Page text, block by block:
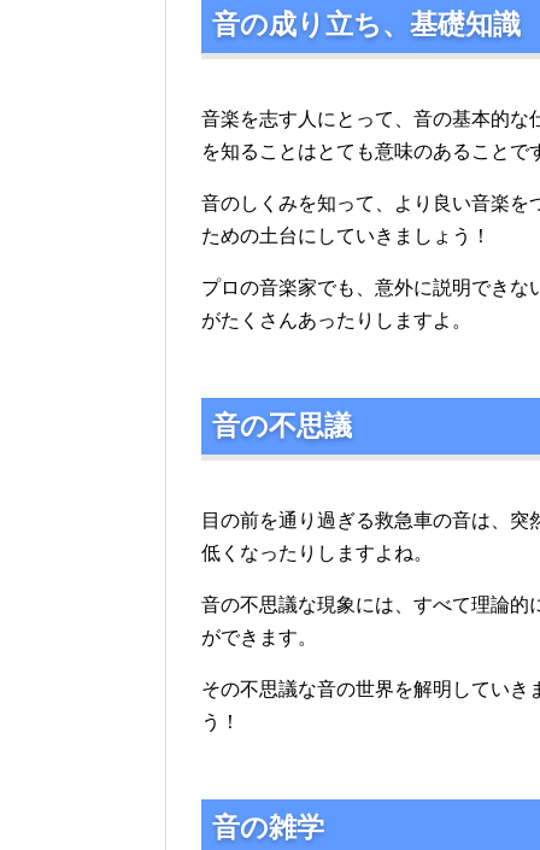
音の成り立ち、基礎知識
音楽を志す人にとって、音の基本的な
を知ることはとても意味のあることで
音のしくみを知って、より良い音楽を
ための土台にしていきましょう！
プロの音楽家でも、意外に説明できな
がたくさんあったりしますよ。
音の不思議
目の前を通り過ぎる救急車の音は、突
低くなったりしますよね。
音の不思議な現象には、すべて理論的
ができます。
その不思議な音の世界を解明していき
う！
音の雑学